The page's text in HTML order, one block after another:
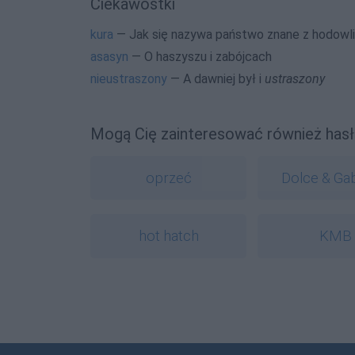
kura — Jak się nazywa państwo znane z
asasyn — O haszyszu i zabójcach
nieustraszony — A dawniej był i ustraszony
Mogą Cię zainteresować również
oprzeć Dolce &
hot hatch KMB